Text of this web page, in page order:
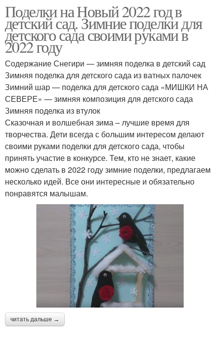
Поделки на Новый 2022 год в
детский сад. Зимние поделки для
детского сада своими руками в
2022 году
Содержание Снегири — зимняя поделка в детский сад
Зимняя поделка для детского сада из ватных палочек
Зимний шар — поделка для детского сада «МИШКИ НА
СЕВЕРЕ» — зимняя композиция для детского сада
Зимняя поделка из втулок
Сказочная и волшебная зима – лучшие время для
творчества. Дети всегда с большим интересом делают
своими руками поделки для детского сада, чтобы
принять участие в конкурсе. Тем, кто не знает, какие
можно сделать в 2022 году зимние поделки, предлагаем
несколько идей. Все они интересные и обязательно
понравятся малышам.
читать дальше →